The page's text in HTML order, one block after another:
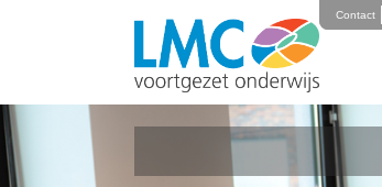
Contact